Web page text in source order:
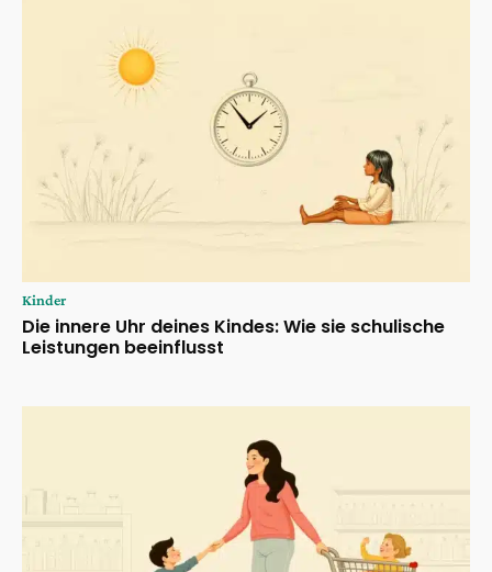
Kinder
Die innere Uhr deines Kindes: Wie sie schulische
Leistungen beeinflusst